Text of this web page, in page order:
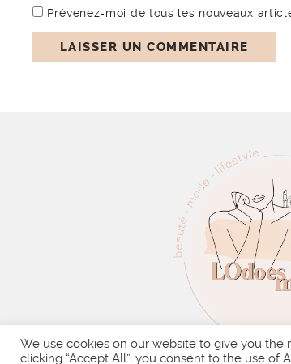
Prévenez-moi de tous les nouveaux
We use cookies on our website to give you
clicking “Accept All”, you consent to the use of